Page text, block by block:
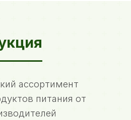
ассортимент
питания от